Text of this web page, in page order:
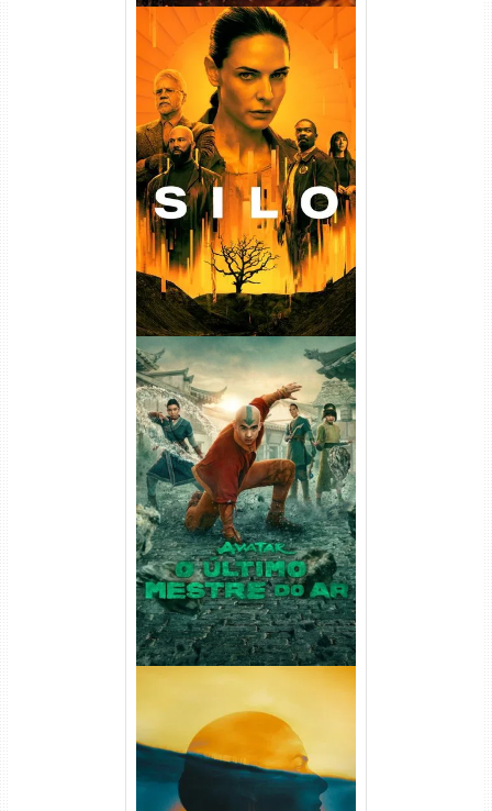
Silo 1ª Temporada Torrent
(2023) WEB-DL
720p/1080p/4K Dual Áudio
Avatar: O Último Mestre do
Ar 2ª Temporada Torrent
(2026) WEB-DL 1080p Dual
Áudio